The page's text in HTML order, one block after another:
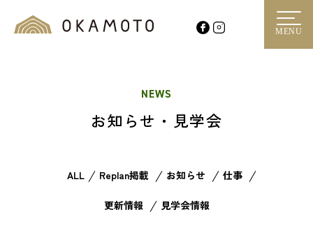
MENU
NEWS
お知らせ・見学会
ALL Replan掲載 お知らせ 仕事
更新情報 見学会情報